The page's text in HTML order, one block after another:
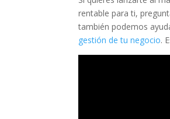
rentable para ti,
también podemos
gestión de tu negocio.